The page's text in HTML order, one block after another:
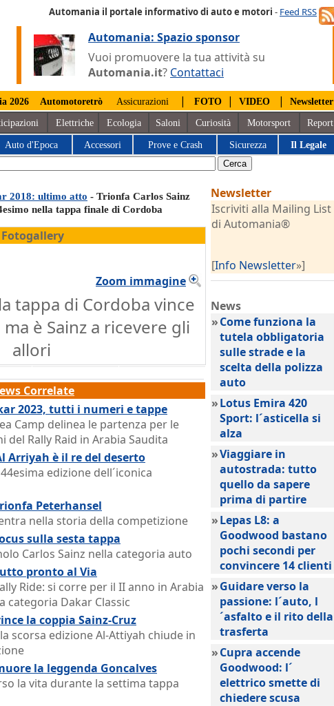
Automania il portale informativo di auto e motori - Feed RSS
Automania: Spazio sponsor
Vuoi promuovere la tua attività su
Automania.it? Contattaci
2026 Automotoretrò Assicurazioni | FOTO | VIDEO | Newsletter
Elettriche Ecologia Saloni Curiosità Motorsport Report
Auto d'Epoca Accessori Prove e Crash Sicurezza Il Legale
2018: ultimo atto - Trionfa Carlos Sainz
nella tappa finale di Cordoba
Fotogallery
Zoom immagine
tappa di Cordoba vince
è Sainz a ricevere gli
allori
Correlate
2023, tutti i numeri e tappe
Camp delinea le partenza per le
del Rally Raid in Arabia Saudita
Arriyah è il re del deserto
edizione dell´iconica
Peterhansel
nella storia della competizione
sulla sesta tappa
Carlos Sainz nella categoria auto
pronto al Via
Ride: si corre per il II anno in Arabia
categoria Dakar Classic
la coppia Sainz-Cruz
scorsa edizione Al-Attiyah chiude in
la leggenda Goncalves
la vita durante la settima tappa
Newsletter
Iscriviti alla Mailing List
di Automania®
[Info Newsletter»]
News
»Come funziona la
tutela obbligatoria
sulle strade e la
scelta della polizza
auto
»Lotus Emira 420
Sport: l´asticella si
alza
»Viaggiare in
autostrada: tutto
quello da sapere
prima di partire
»Lepas L8: a
Goodwood bastano
pochi secondi per
convincere 14 clienti
»Guidare verso la
passione: l´auto, l
´asfalto e il rito della
trasferta
»Cupra accende
Goodwood: l´
elettrico smette di
chiedere scusa